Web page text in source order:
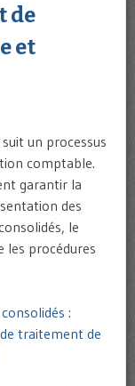
de
et
un processus
comptable.
garantir la
des
le
les procédures
:
traitement de